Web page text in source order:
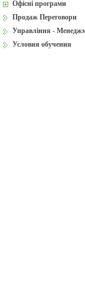
Офісні програми
Продаж Переговори
Управління -
Условия обучения